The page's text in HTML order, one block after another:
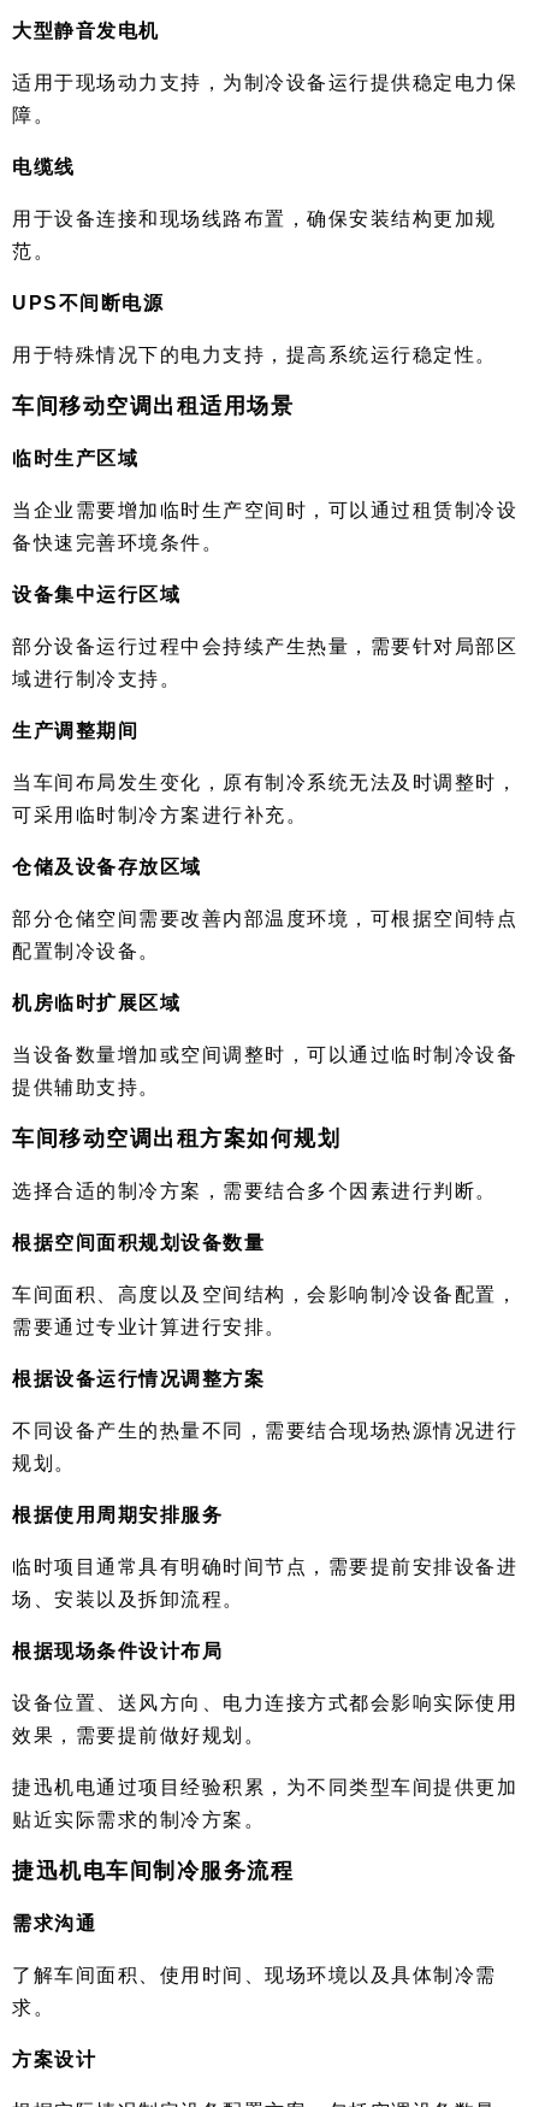
大型静音发电机
适用于现场动力支持，为制冷设备运行提供稳定电力保
障。
电缆线
用于设备连接和现场线路布置，确保安装结构更加规
范。
UPS不间断电源
用于特殊情况下的电力支持，提高系统运行稳定性。
车间移动空调出租适用场景
临时生产区域
当企业需要增加临时生产空间时，可以通过租赁制冷设
备快速完善环境条件。
设备集中运行区域
部分设备运行过程中会持续产生热量，需要针对局部区
域进行制冷支持。
生产调整期间
当车间布局发生变化，原有制冷系统无法及时调整时，
可采用临时制冷方案进行补充。
仓储及设备存放区域
部分仓储空间需要改善内部温度环境，可根据空间特点
配置制冷设备。
机房临时扩展区域
当设备数量增加或空间调整时，可以通过临时制冷设备
提供辅助支持。
车间移动空调出租方案如何规划
选择合适的制冷方案，需要结合多个因素进行判断。
根据空间面积规划设备数量
车间面积、高度以及空间结构，会影响制冷设备配置，
需要通过专业计算进行安排。
根据设备运行情况调整方案
不同设备产生的热量不同，需要结合现场热源情况进行
规划。
根据使用周期安排服务
临时项目通常具有明确时间节点，需要提前安排设备进
场、安装以及拆卸流程。
根据现场条件设计布局
设备位置、送风方向、电力连接方式都会影响实际使用
效果，需要提前做好规划。
捷迅机电通过项目经验积累，为不同类型车间提供更加
贴近实际需求的制冷方案。
捷迅机电车间制冷服务流程
需求沟通
了解车间面积、使用时间、现场环境以及具体制冷需
求。
方案设计